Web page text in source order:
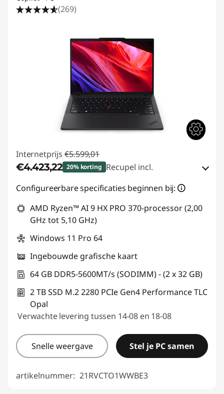
(269)
Internetprijs €5.599,01
€4.423,22 20% korting Recupel incl.
eCoupon-besparingen :-€1.175,79
eCoupon gebruiken :THINKDEAL
Configureerbare specificaties beginnen bij:
AMD Ryzen™ AI 9 HX PRO 370-processor (2,00
GHz tot 5,10 GHz)
Windows 11 Pro 64
Ingebouwde grafische kaart
64 GB DDR5-5600MT/s (SODIMM) - (2 x 32 GB)
2 TB SSD M.2 2280 PCIe Gen4 Performance TLC
Opal
Verwachte levering tussen 14-08 en 18-08
Snelle weergave Stel je PC samen
artikelnummer: 21RVCTO1WWBE3